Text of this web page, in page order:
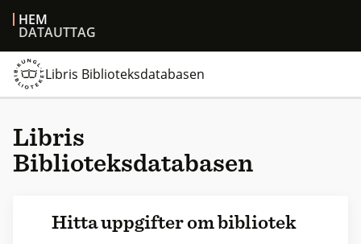
HEM
DATAUTTAG
Libris Biblioteksdatabasen
Libris
Biblioteksdatabasen
Hitta uppgifter om bibliotek